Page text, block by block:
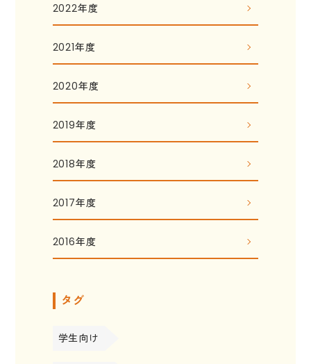
2022年度
2021年度
2020年度
2019年度
2018年度
2017年度
2016年度
タグ
学生向け